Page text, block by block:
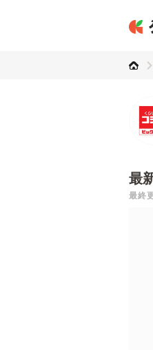
最
最終